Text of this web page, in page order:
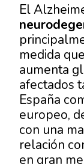
El
medida
aumenta
afectados
España
europeo,
con una
relación
en gran